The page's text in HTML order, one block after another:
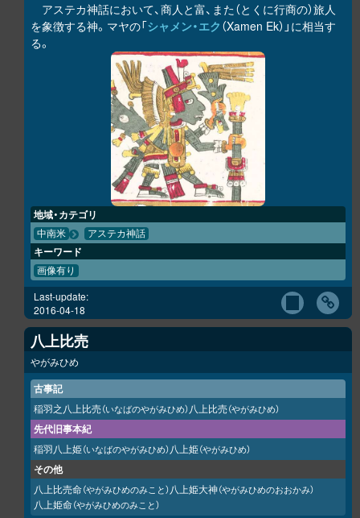
アステカ神話において、商人と富、また（とくに行商の）旅人
を象徴する神。マヤの「シャメン・エク （Xamen Ek）」に相当す
る。
地域・カテゴリ
中南米 アステカ神話
キーワード
画像有り
Last-update:
2016-04-18
八上比売
やがみひめ
古事記
稲羽之八上比売（いなばのやがみひめ）八上比売（やがみひめ）
先代旧事本紀
稲羽八上姫（いなばのやがみひめ）八上姫（やがみひめ）
その他
八上比売命（やがみひめのみこと）八上姫大神（やがみひめのおおかみ）
八上姫命（やがみひめのみこと）